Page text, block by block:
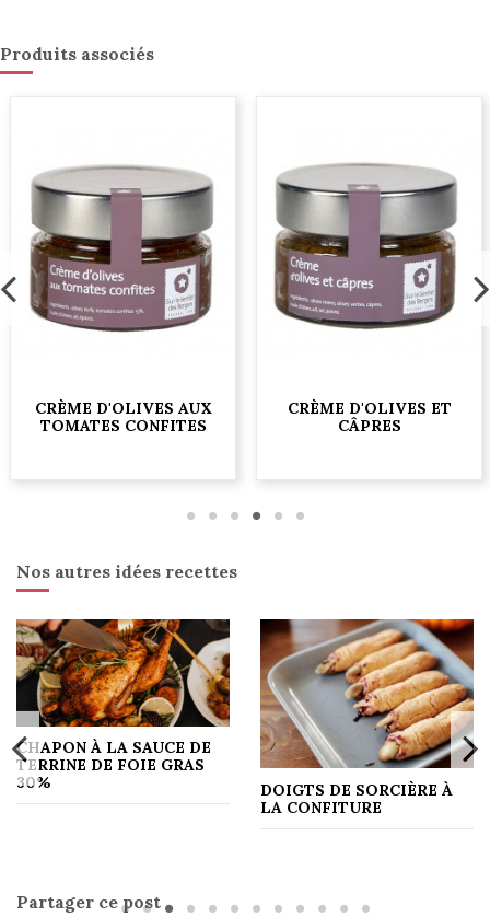
Produits associés
CRÈME D'OLIVES AUX
TOMATES CONFITES
CRÈME D'OLIVES ET
CÂPRES
Nos autres idées recettes
CHAPON À LA SAUCE DE
TERRINE DE FOIE GRAS
30%
DOIGTS DE SORCIÈRE À
LA CONFITURE
Partager ce post